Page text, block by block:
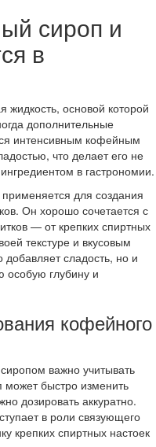
сироп и
в
основой которой
дополнительные
интенсивным кофейным
что делает его не
в гастрономии.
для создания
Он хорошо сочетается с
— от крепких спиртных
текстуре и вкусовым
сладость, но и
особую глубину и
кофейного
важно учитывать
может быстро изменить
дозировать аккуратно.
в роли связующего
крепких спиртных настоек